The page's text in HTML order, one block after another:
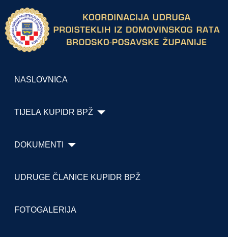
NASLOVNICA
TIJELA KUPIDR BPŽ
DOKUMENTI
UDRUGE ČLANICE KUPIDR BPŽ
FOTOGALERIJA